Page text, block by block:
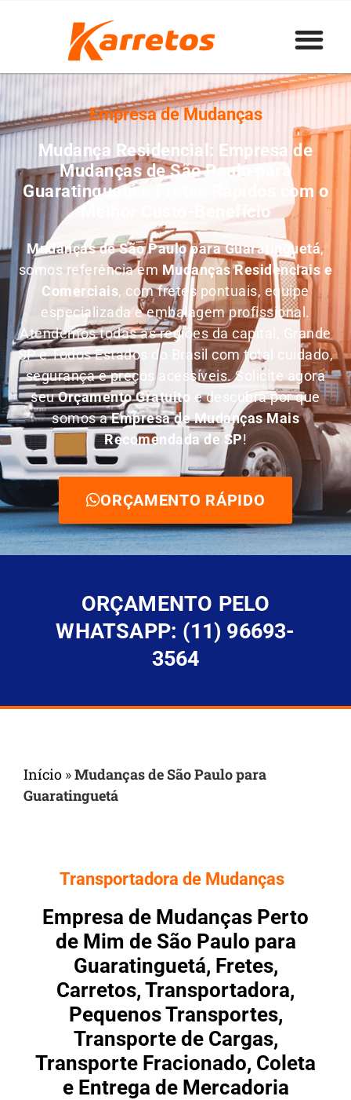
Empresa de Mudanças
Mudança Residencial: Empresa de
Mudanças de São Paulo para
Guaratinguetá e Fretes Rápidos com o
Melhor Custo-Benefício
Mudanças de São Paulo para Guaratinguetá,
somos referência emMudanças Residenciais e
Comerciais, com fretes pontuais, equipe
especializada e embalagem profissional.
Atendemos todas as regiões da capital, Grande
SP e Todos Estados do Brasil com total cuidado,
segurança e preços acessíveis. Solicite agora
seuOrçamento Gratuito
e descubra por que
somos aEmpresa de Mudanças Mais
Recomendada de SP!
ORÇAMENTO RÁPIDO
ORÇAMENTO PELO
WHATSAPP: (11) 96693-
3564
Início »Mudanças de São Paulo para
Guaratinguetá
Transportadora de Mudanças
Empresa de Mudanças Perto
de Mim de São Paulo para
Guaratinguetá, Fretes,
Carretos, Transportadora,
Pequenos Transportes,
Transporte de Cargas,
Transporte Fracionado, Coleta
e Entrega de Mercadoria